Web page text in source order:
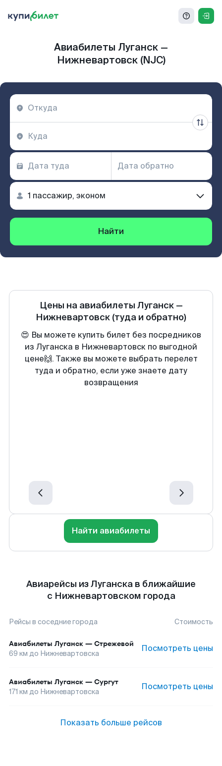
Авиабилеты Луганск —
Нижневартовск (NJC)
Найти
Цены на авиабилеты Луганск—
Нижневартовск (туда и обратно)
😍 Вы можете купить билет без посредников
из Луганска в Нижневартовск по выгодной
цене🙌. Также вы можете выбрать перелет
туда и обратно, если уже знаете дату
возвращения
Найти авиабилеты
Авиарейсы из Луганска в ближайшие
с Нижневартовском города
Рейсы в соседние города Стоимость
Авиабилеты Луганск — Стрежевой
69 км до Нижневартовска Посмотреть цены
Авиабилеты Луганск — Сургут
171 км до Нижневартовска Посмотреть цены
Показать больше рейсов